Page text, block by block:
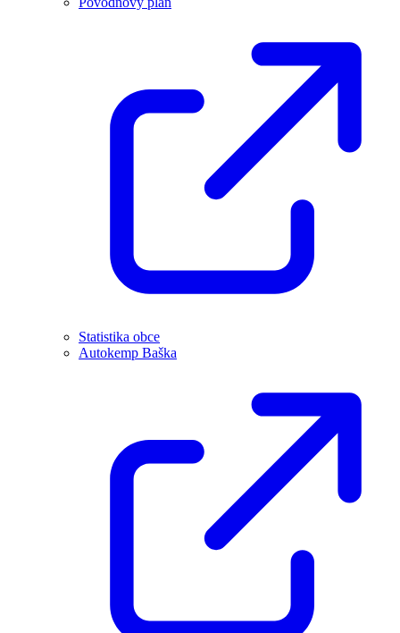
Statistika obce
Autokemp Baška